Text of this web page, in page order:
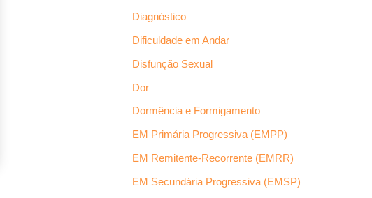
Diagnóstico
Dificuldade em Andar
Disfunção Sexual
Dor
Dormência e Formigamento
EM Primária Progressiva (EMPP)
EM Remitente-Recorrente (EMRR)
EM Secundária Progressiva (EMSP)